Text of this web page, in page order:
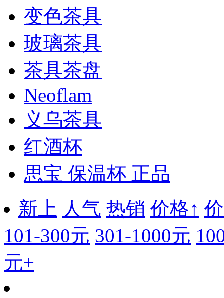
变色茶具
玻璃茶具
茶具茶盘
Neoflam
义乌茶具
红酒杯
思宝 保温杯 正品
新上 人气 热销 价格↑
101-300元 301-1000元
元+